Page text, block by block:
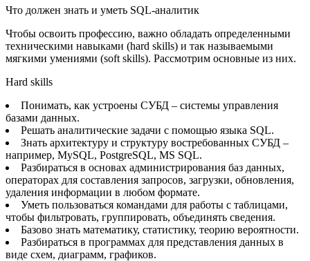
Что должен знать и уметь SQL-аналитик
Чтобы освоить профессию, важно обладать определенными
техническими навыками (hard skills) и так называемыми
мягкими умениями (soft skills). Рассмотрим основные из них.
Hard skills
Понимать, как устроены СУБД – системы управления
базами данных.
Решать аналитические задачи с помощью языка SQL.
Знать архитектуру и структуру востребованных СУБД –
например, MySQL, PostgreSQL, MS SQL.
Разбираться в основах администрирования баз данных,
операторах для составления запросов, загрузки, обновления,
удаления информации в любом формате.
Уметь пользоваться командами для работы с таблицами,
чтобы фильтровать, группировать, объединять сведения.
Базово знать математику, статистику, теорию вероятности.
Разбираться в программах для представления данных в
виде схем, диаграмм, графиков.